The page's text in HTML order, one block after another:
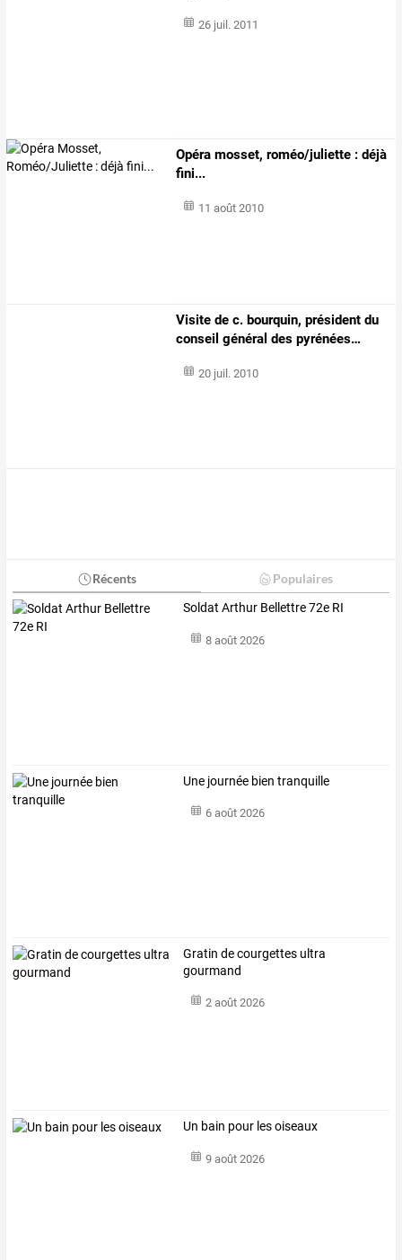
26 juil. 2011
Opéra mosset, roméo/juliette : déjà
fini...
11 août 2010
Visite de c. bourquin, président du
conseil général des pyrénées…
20 juil. 2010
Récents Populaires
Soldat Arthur Bellettre 72e RI
8 août 2026
Une journée bien tranquille
6 août 2026
Gratin de courgettes ultra
gourmand
2 août 2026
Un bain pour les oiseaux
9 août 2026